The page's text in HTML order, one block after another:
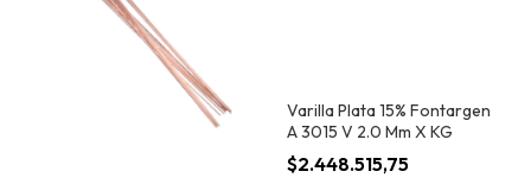
Varilla Plata 15% Fontargen
A 3015 V 2.0 Mm X KG
$2.448.515,75